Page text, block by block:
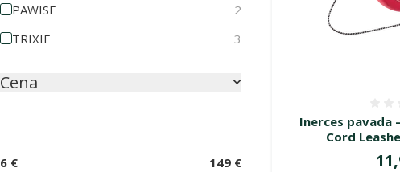
PAWISE
2
TRIXIE
3
Cena
6 € 149 €
Inerces pavada
Cord